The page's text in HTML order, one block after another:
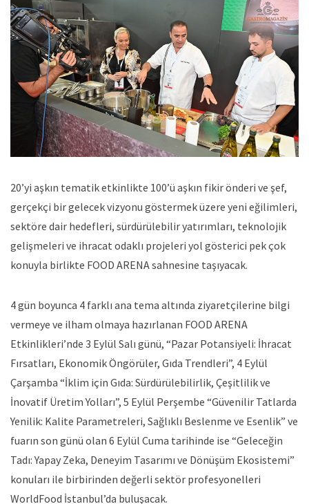
20’yi aşkın tematik etkinlikte 100’ü aşkın fikir önderi ve şef,
gerçekçi bir gelecek vizyonu göstermek üzere yeni eğilimleri,
sektöre dair hedefleri, sürdürülebilir yatırımları, teknolojik
gelişmeleri ve ihracat odaklı projeleri yol gösterici pek çok
konuyla birlikte FOOD ARENA sahnesine taşıyacak.
4 gün boyunca 4 farklı ana tema altında ziyaretçilerine bilgi
vermeye ve ilham olmaya hazırlanan FOOD ARENA
Etkinlikleri’nde 3 Eylül Salı günü, “Pazar Potansiyeli: İhracat
Fırsatları, Ekonomik Öngörüler, Gıda Trendleri”, 4 Eylül
Çarşamba “İklim için Gıda: Sürdürülebilirlik, Çeşitlilik ve
İnovatif Üretim Yolları”, 5 Eylül Perşembe “Güvenilir Tatlarda
Yenilik: Kalite Parametreleri, Sağlıklı Beslenme ve Esenlik” ve
fuarın son günü olan 6 Eylül Cuma tarihinde ise “Geleceğin
Tadı: Yapay Zeka, Deneyim Tasarımı ve Dönüşüm Ekosistemi”
konuları ile birbirinden değerli sektör profesyonelleri
WorldFood İstanbul’da buluşacak.